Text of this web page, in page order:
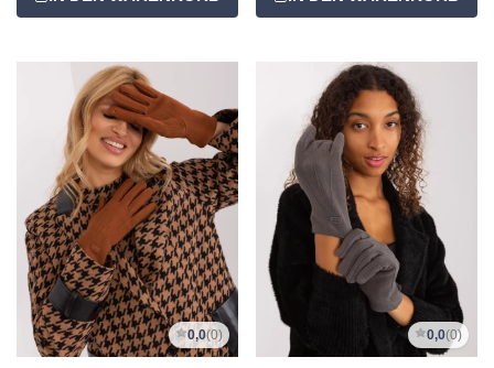
0,0(0) 0,0(0)